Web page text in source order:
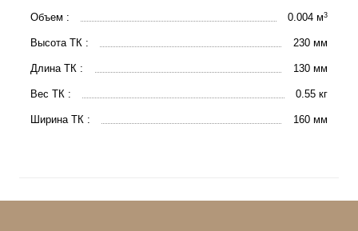
Объем : 0.004 м3
Высота ТК : 230 мм
Длина ТК : 130 мм
Вес ТК : 0.55 кг
Ширина ТК : 160 мм